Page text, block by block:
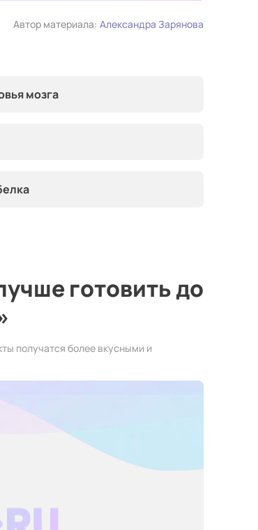
Автор материала: Александра Зарянова
мозга
готовить до
получатся более вкусными и